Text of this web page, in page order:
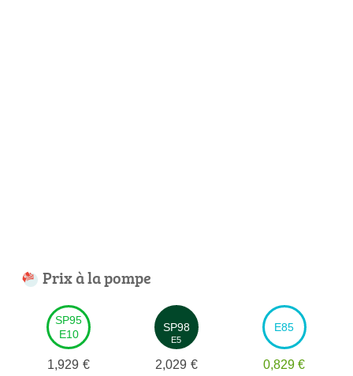
Prix à la pompe
SP95
E10
1,929 €
SP98
E5
2,029 €
E85
0,829 €